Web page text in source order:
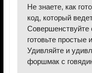
Не знаете, как
код, который
Совершенствуйте
готовьте простые
Удивляйте и
форшмак с